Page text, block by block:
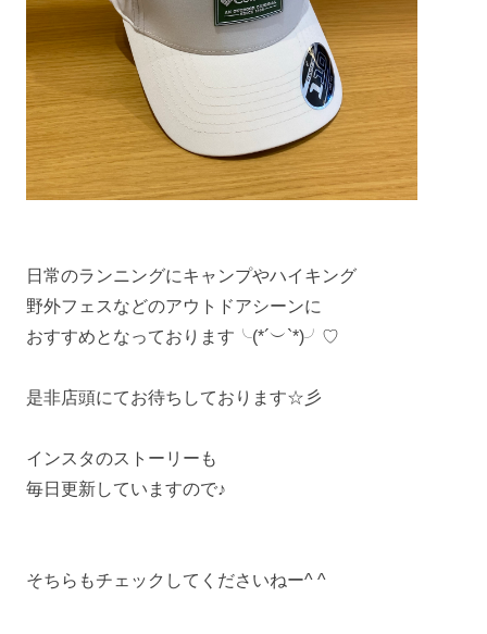
日常のランニングにキャンプやハイキング
野外フェスなどのアウトドアシーンに
おすすめとなっております╰(*´︶`*)╯♡
是非店頭にてお待ちしております☆彡
インスタのストーリーも
毎日更新していますので♪
そちらもチェックしてくださいねー^ ^